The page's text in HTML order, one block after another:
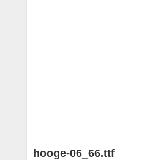
hooge-06_66.ttf